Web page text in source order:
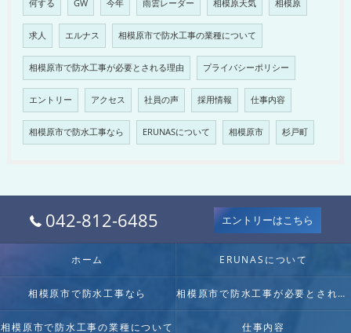
何する GW 今年 雨雲レーダー 相模原天気 相模原
求人 エルナス 相模原市で防水工事の業種について
相模原市で防水工事が必要とされる理由 プライバシーポリシー
エントリー アクセス 社員の声 採用情報 仕事内容
相模原市で防水工事なら ERUNASについて 相模原市 杉戸町
042-812-6485 エントリーはこちら
ホーム ERUNASについて
相模原市で防水工事なら 相模原市で防水工事が必要とされる理由
相模原市で防水工事の業種について 仕事内容